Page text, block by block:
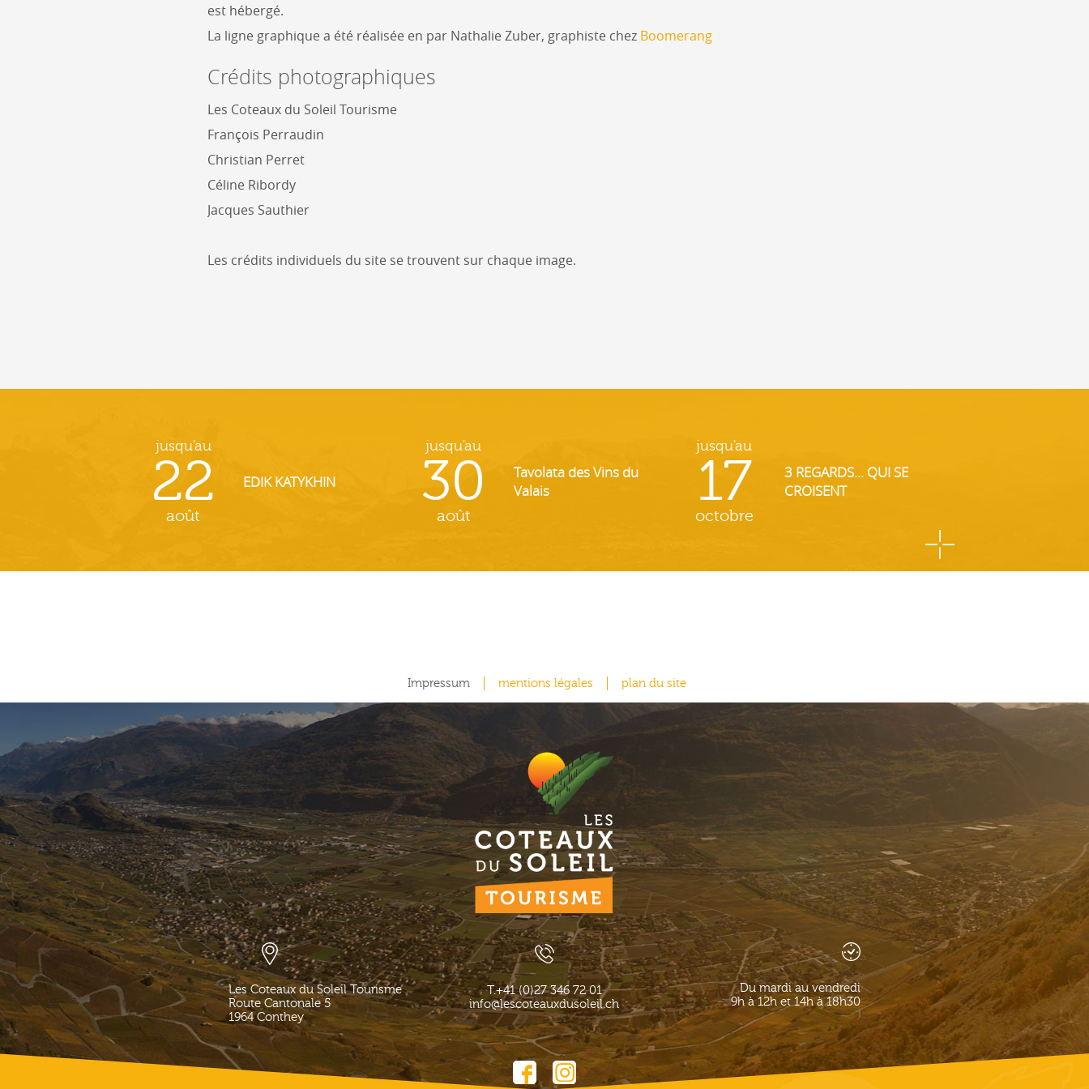
est hébergé.
La ligne graphique a été réalisée en par Nathalie Zuber, graphiste chez Boomerang
Crédits photographiques
Les Coteaux du Soleil Tourisme
François Perraudin
Christian Perret
Céline Ribordy
Jacques Sauthier
Les crédits individuels du site se trouvent sur chaque image.
jusqu'au
22
août
EDIK KATYKHIN
jusqu'au
30
août
Tavolata des Vins du
Valais
jusqu'au
17
octobre
3 REGARDS... QUI SE
CROISENT
Impressum mentions légales plan du site
Les Coteaux du Soleil Tourisme
Route Cantonale 5
1964 Conthey
T.+41 (0)27 346 72 01
info@lescoteauxdusoleil.ch
Du mardi au vendredi
9h à 12h et 14h à 18h30